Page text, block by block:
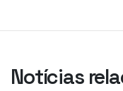
Notícias